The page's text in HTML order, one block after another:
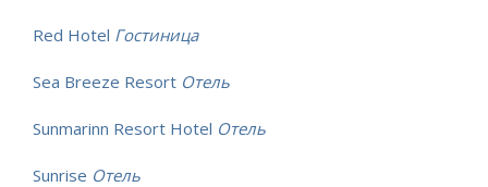
Red Hotel Гостиница
Sea Breeze Resort Отель
Sunmarinn Resort Hotel Отель
Sunrise Отель